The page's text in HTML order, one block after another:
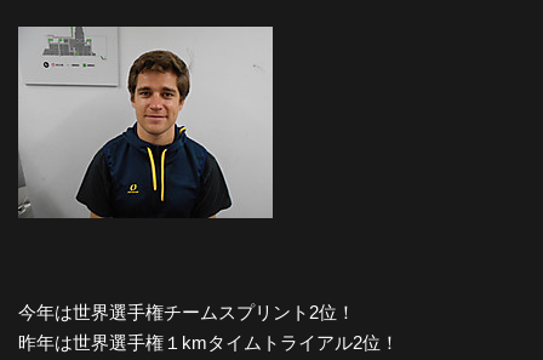
今年は世界選手権チームスプリント2位！
昨年は世界選手権１kmタイムトライアル2位！